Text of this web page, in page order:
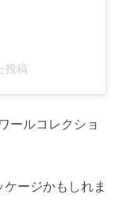
投稿
ールコレクショ
ージかもしれま